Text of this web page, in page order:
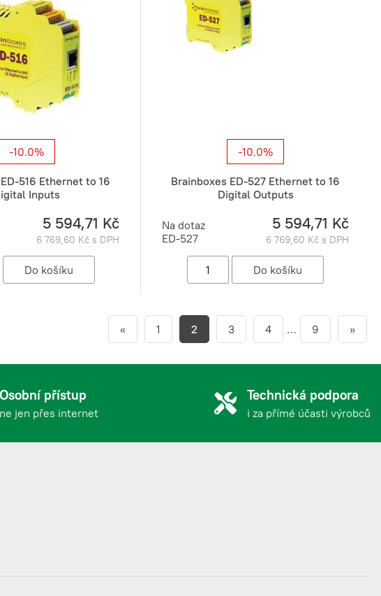
-10.0%
516 Ethernet to 16
Inputs
5 594,71 Kč
6 769,60 Kč s DPH
-10.0%
Brainboxes ED-527 Ethernet to 16
Digital Outputs
Na dotaz
ED-527
5 594,71 Kč
6 769,60 Kč s DPH
« 1 2 3 4 … 9 »
Osobní přístup
ne jen přes internet
Technická podpora
i za přímé účasti výrobců